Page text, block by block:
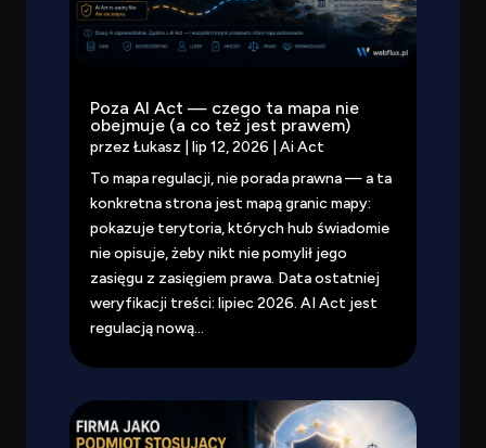
Poza AI Act — czego ta mapa nie
obejmuje (a co też jest prawem)
przez Łukasz lip 12, 2026
Ai Act
To mapa regulacji, nie porada prawna — a ta
konkretna strona jest mapą granic mapy:
pokazuje terytoria, których hub świadomie
nie opisuje, żeby nikt nie pomylił jego
zasięgu z zasięgiem prawa. Data ostatniej
weryfikacji treści: lipiec 2026. AI Act jest
regulacją nową...